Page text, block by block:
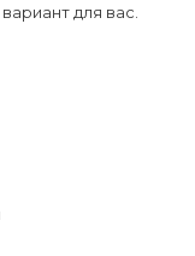
для вас.